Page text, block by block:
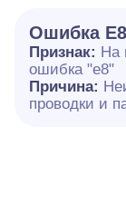
Ошибка
Признак: На
ошибка "e8"
Причина:
проводки и